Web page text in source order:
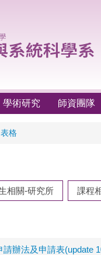
學術研究 師資團隊
表格
相關-研究所 課程
辦法及申請表(update